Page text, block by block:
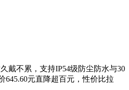
戴不累，支持IP54级防尘防水与30
645.60元直降超百元，性价比拉